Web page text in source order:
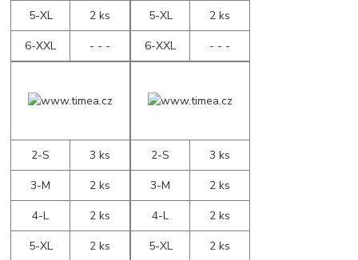
5-XL
2 ks
6-XXL
- - -
5-XL
2 ks
6-XXL
- - -
2-S
3 ks
3-M
2 ks
4-L
2 ks
5-XL
2 ks
2-S
3 ks
3-M
2 ks
4-L
2 ks
5-XL
2 ks